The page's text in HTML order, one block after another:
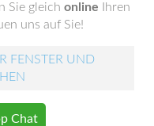
Sie gleich online Ihren
uns auf Sie!
FENSTER UND
Chat